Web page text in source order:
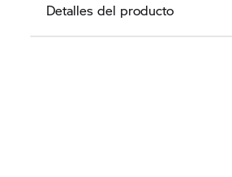
Detalles del producto